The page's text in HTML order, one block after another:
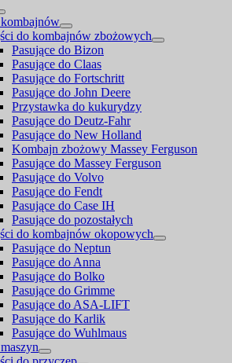
do kombajnów zbożowych
Pasujące do Bizon
Pasujące do Claas
Pasujące do Fortschritt
Pasujące do John Deere
Przystawka do kukurydzy
Pasujące do Deutz-Fahr
Pasujące do New Holland
Kombajn zbożowy Massey Ferguson
Pasujące do Massey Ferguson
Pasujące do Volvo
Pasujące do Fendt
Pasujące do Case IH
Pasujące do pozostałych
do kombajnów okopowych
Pasujące do Neptun
Pasujące do Anna
Pasujące do Bolko
Pasujące do Grimme
Pasujące do ASA-LIFT
Pasujące do Karlik
Pasujące do Wuhlmaus